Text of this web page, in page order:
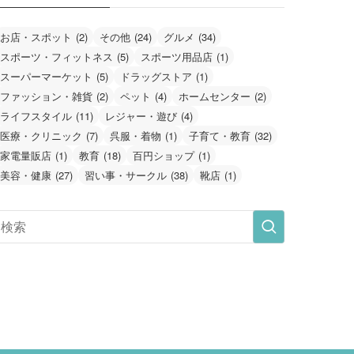
お店・スポット (2) その他 (24) グルメ (34)
スポーツ・フィットネス (5) スポーツ用品店 (1)
スーパーマーケット (5) ドラッグストア (1)
ファッション・雑貨 (2) ペット (4) ホームセンター (2)
ライフスタイル (11) レジャー・遊び (4)
医療・クリニック (7) 呉服・着物 (1) 子育て・教育 (32)
家電量販店 (1) 教育 (18) 百円ショップ (1)
美容・健康 (27) 習い事・サークル (38) 靴店 (1)